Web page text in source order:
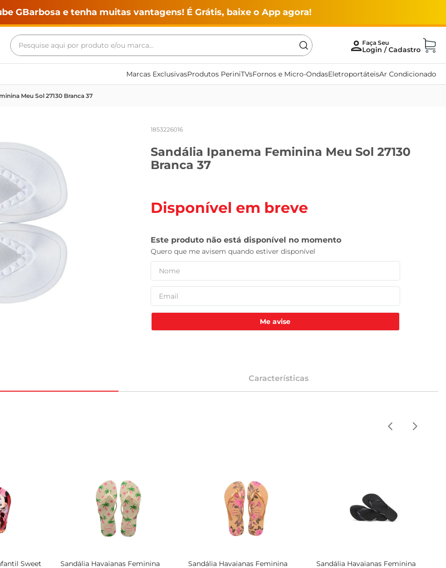
GBarbosa e tenha muitas vantagens! É Grátis, baixe o App agora!
Pesquise aqui por produto e/ou marca...
Marcas ExclusivasProdutos PeriniTVsFornos e Micro-OndasEletroportáteisAr Condicionado
Meu Sol 27130 Branca 37
1853226016
Sandália Ipanema Feminina Meu Sol 27130
Branca 37
Disponível em breve
Me avise
Características
Sweet
Sandália Havaianas Feminina
Sandália Havaianas Feminina
Sandália Havaianas Feminina
Termos mais buscados
maquina lavar
cerveja
leite pó